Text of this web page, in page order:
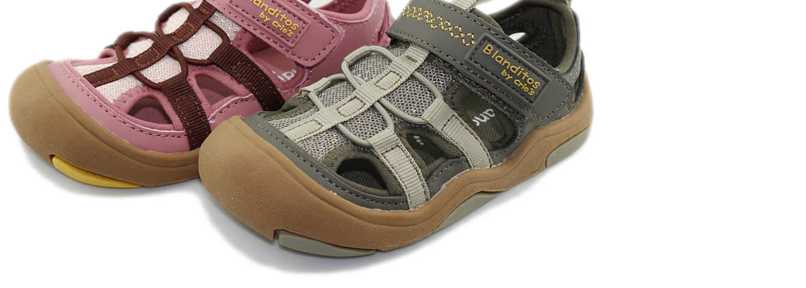
Piruflex By Pirufin
Thousand
Titanitos
Unisa
Wikers
Zapatillas Victoria
ZapyFlex
Zeñay
Zoysan
Yowas
marcas ropa
Lion of Porches